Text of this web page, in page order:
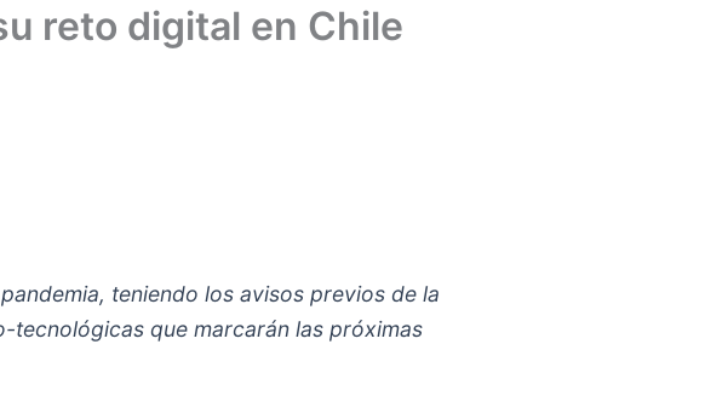
reto digital en Chile
teniendo los avisos previos de la
tecnológicas que marcarán las próximas